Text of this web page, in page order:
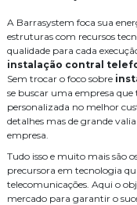
A Barrasystem foca sua
estruturas com recursos
qualidade para cada
instalação contral
Sem trocar o foco sobre
se buscar uma empresa
personalizada no melhor
detalhes mas de grande
empresa.
Tudo isso e muito mais são
precursora em tecnologia
telecomunicações. Aqui o
mercado para garantir o